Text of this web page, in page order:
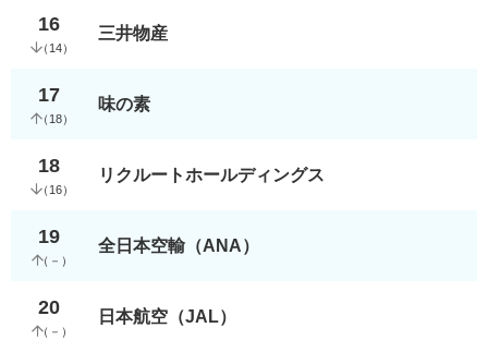
16
（ 14）
三井物産
17
（ 18）
味の素
18
（ 16）
リクルートホールディングス
19
（ － ）
全日本空輸（ANA）
20
（ － ）
日本航空（JAL）